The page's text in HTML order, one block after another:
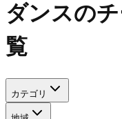
ダンスの
覧
カテゴリ